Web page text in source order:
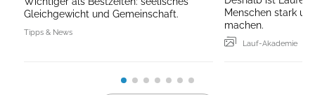
Gleichgewicht und Gemeinschaft.
Tipps & News
Menschen stark
machen.
Lauf-Akademie